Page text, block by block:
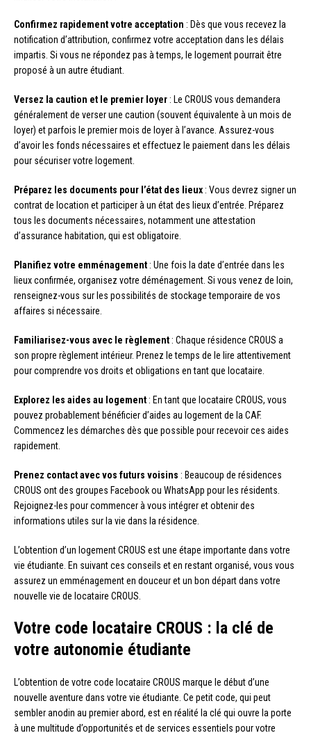
Confirmez rapidement votre acceptation : Dès que vous recevez la
notification d’attribution, confirmez votre acceptation dans les délais
impartis. Si vous ne répondez pas à temps, le logement pourrait être
proposé à un autre étudiant.
Versez la caution et le premier loyer : Le CROUS vous demandera
généralement de verser une caution (souvent équivalente à un mois de
loyer) et parfois le premier mois de loyer à l’avance. Assurez-vous
d’avoir les fonds nécessaires et effectuez le paiement dans les délais
pour sécuriser votre logement.
Préparez les documents pour l’état des lieux : Vous devrez signer un
contrat de location et participer à un état des lieux d’entrée. Préparez
tous les documents nécessaires, notamment une attestation
d’assurance habitation, qui est obligatoire.
Planifiez votre emménagement : Une fois la date d’entrée dans les
lieux confirmée, organisez votre déménagement. Si vous venez de loin,
renseignez-vous sur les possibilités de stockage temporaire de vos
affaires si nécessaire.
Familiarisez-vous avec le règlement : Chaque résidence CROUS a
son propre règlement intérieur. Prenez le temps de le lire attentivement
pour comprendre vos droits et obligations en tant que locataire.
Explorez les aides au logement : En tant que locataire CROUS, vous
pouvez probablement bénéficier d’aides au logement de la CAF.
Commencez les démarches dès que possible pour recevoir ces aides
rapidement.
Prenez contact avec vos futurs voisins : Beaucoup de résidences
CROUS ont des groupes Facebook ou WhatsApp pour les résidents.
Rejoignez-les pour commencer à vous intégrer et obtenir des
informations utiles sur la vie dans la résidence.
L’obtention d’un logement CROUS est une étape importante dans votre
vie étudiante. En suivant ces conseils et en restant organisé, vous vous
assurez un emménagement en douceur et un bon départ dans votre
nouvelle vie de locataire CROUS.
Votre code locataire CROUS : la clé de
votre autonomie étudiante
L’obtention de votre code locataire CROUS marque le début d’une
nouvelle aventure dans votre vie étudiante. Ce petit code, qui peut
sembler anodin au premier abord, est en réalité la clé qui ouvre la porte
à une multitude d’opportunités et de services essentiels pour votre